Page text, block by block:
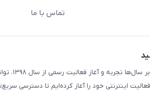
تماس با ما
فروشگاه
جنوب کشور تبدیل شود. ما از سال ۱۳۹۹ فعالیت اینترنتی خود را آغاز